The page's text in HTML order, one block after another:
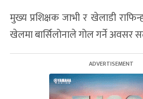
मुख्य प्रशिक्षक जाभी र खेलाडी
खेलमा बार्सिलोनाले गोल गर्ने अवसर